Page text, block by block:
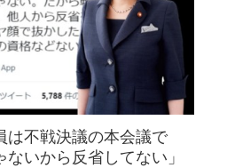
は不戦決議の本会議で
ないから反省してない」